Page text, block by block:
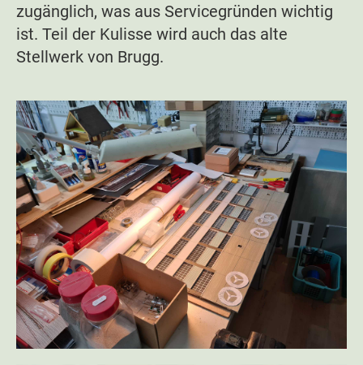
zugänglich, was aus Servicegründen wichtig
ist. Teil der Kulisse wird auch das alte
Stellwerk von Brugg.